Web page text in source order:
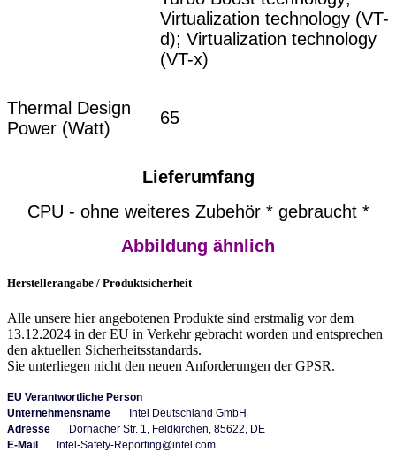
Virtualization technology (VT-
d); Virtualization technology
(VT-x)
Thermal Design
Power (Watt)
65
Lieferumfang
CPU - ohne weiteres Zubehör * gebraucht *
Abbildung ähnlich
Herstellerangabe / Produktsicherheit
Alle unsere hier angebotenen Produkte sind erstmalig vor dem
13.12.2024 in der EU in Verkehr gebracht worden und entsprechen
den aktuellen Sicherheitsstandards.
Sie unterliegen nicht den neuen Anforderungen der GPSR.
EU Verantwortliche Person
Unternehmensname Intel Deutschland GmbH
Adresse Dornacher Str. 1, Feldkirchen, 85622, DE
E-Mail
Intel-Safety-Reporting@intel.com